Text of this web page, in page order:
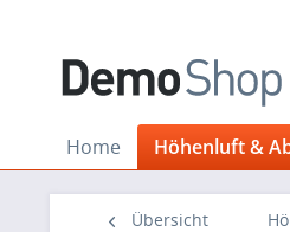
Home Höhenluft &
Übersicht